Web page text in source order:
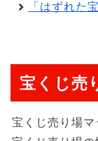
「はずれた
宝くじ売
宝くじ売り場